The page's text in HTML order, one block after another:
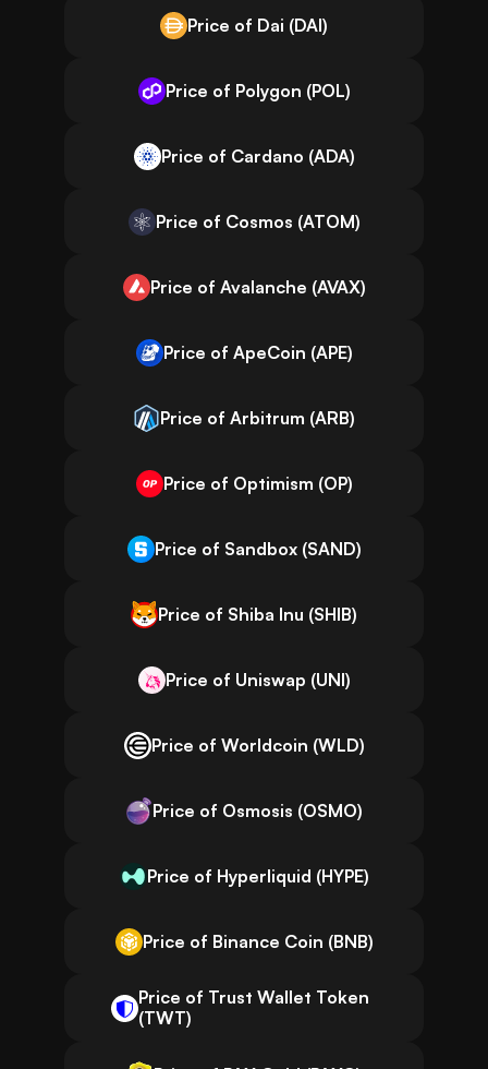
Price of Dai (DAI)
Price of Polygon (POL)
Price of Cardano (ADA)
Price of Cosmos (ATOM)
Price of Avalanche (AVAX)
Price of ApeCoin (APE)
Price of Arbitrum (ARB)
Price of Optimism (OP)
Price of Sandbox (SAND)
Price of Shiba Inu (SHIB)
Price of Uniswap (UNI)
Price of Worldcoin (WLD)
Price of Osmosis (OSMO)
Price of Hyperliquid (HYPE)
Price of Binance Coin (BNB)
Price of Trust Wallet Token
(TWT)